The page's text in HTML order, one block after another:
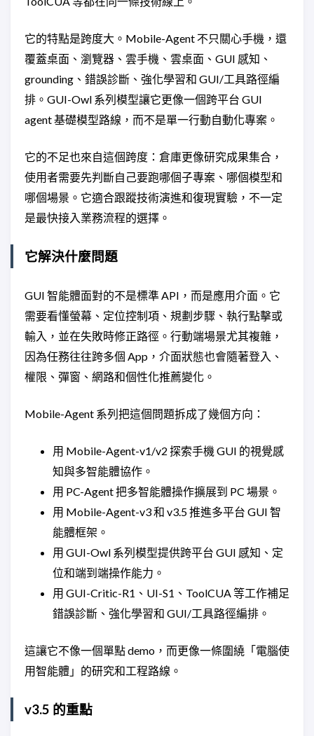
它的特點是跨度大。Mobile-Agent 不只關心手機，還
覆蓋桌面、瀏覽器、雲手機、雲桌面、GUI 感知、
grounding、錯誤診斷、強化學習和 GUI/工具路徑編
排。GUI-Owl 系列模型讓它更像一個跨平台 GUI
agent 基礎模型路線，而不是單一行動自動化專案。
它的不足也來自這個跨度：倉庫更像研究成果集合，
使用者需要先判斷自己要跑哪個子專案、哪個模型和
哪個場景。它適合跟蹤技術演進和復現實驗，不一定
是最快接入業務流程的選擇。
它解決什麼問題
GUI 智能體面對的不是標準 API，而是應用介面。它
需要看懂螢幕、定位控制項、規劃步驟、執行點擊或
輸入，並在失敗時修正路徑。行動端場景尤其複雜，
因為任務往往跨多個 App，介面狀態也會隨著登入、
權限、彈窗、網路和個性化推薦變化。
Mobile-Agent 系列把這個問題拆成了幾個方向：
用 Mobile-Agent-v1/v2 探索手機 GUI 的視覺感
知與多智能體協作。
用 PC-Agent 把多智能體操作擴展到 PC 場景。
用 Mobile-Agent-v3 和 v3.5 推進多平台 GUI 智
能體框架。
用 GUI-Owl 系列模型提供跨平台 GUI 感知、定
位和端到端操作能力。
用 GUI-Critic-R1、UI-S1、ToolCUA 等工作補足
錯誤診斷、強化學習和 GUI/工具路徑編排。
這讓它不像一個單點 demo，而更像一條圍繞「電腦使
用智能體」的研究和工程路線。
v3.5 的重點